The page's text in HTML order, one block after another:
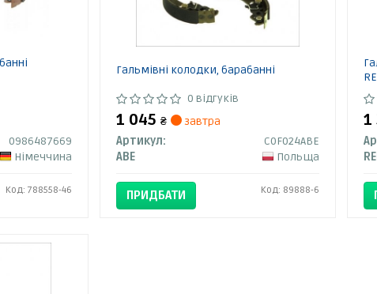
0986487669
Німеччина
Код: 788558-46
Гальмівні колодки, барабанні
0 відгуків
1 045 ₴
завтра
Артикул:
C0F024ABE
ABE
Польща
ПРИДБАТИ Код: 89888-6
1